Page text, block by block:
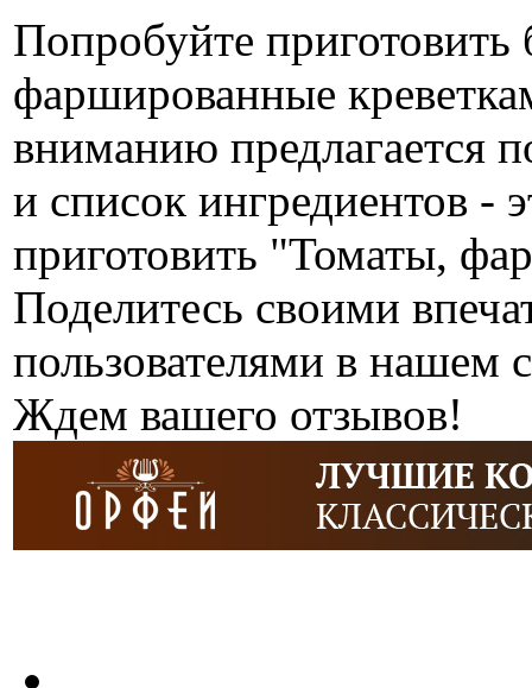
Попробуйте
фаршированные
вниманию предлагается
и список ингредиентов -
приготовить "Томаты,
Поделитесь своими
пользователями в нашем
Ждем вашего отзывов!